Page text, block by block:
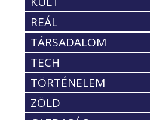
REÁL
TÁRSADALOM
TECH
TÖRTÉNELEM
ZÖLD